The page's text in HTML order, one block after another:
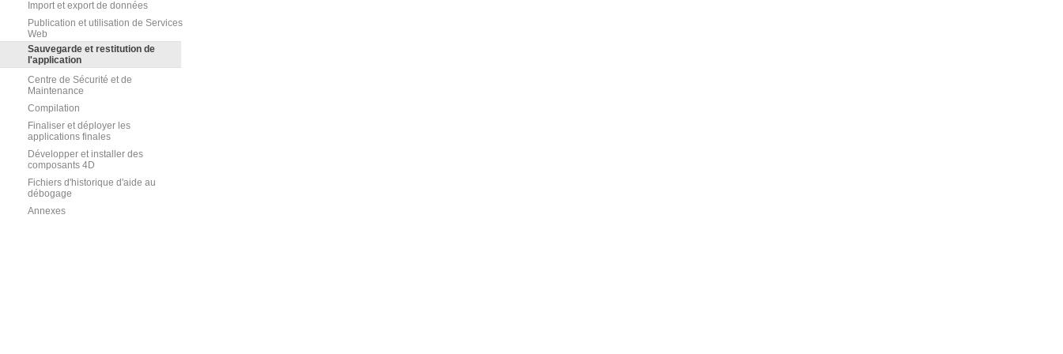
Import et export de données
Publication et utilisation de Services
Web
Sauvegarde et restitution de
l'application
Centre de Sécurité et de
Maintenance
Compilation
Finaliser et déployer les
applications finales
Développer et installer des
composants 4D
Fichiers d'historique d'aide au
débogage
Annexes